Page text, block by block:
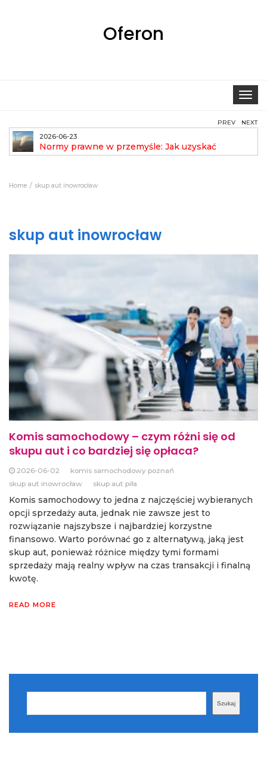
Oferon
Toggle
2026-06-23
Normy prawne w przemyśle: Jak uzyskać
pozwolenie na emisję?
PREV NEXT
Home skup aut inowrocław
skup aut inowrocław
Komis samochodowy – czym różni się od
skupu aut i co bardziej się opłaca?
2026-06-02
komis samochodowy poznań
skup aut inowrocław
skup aut piła
Komis samochodowy to jedna z najczęściej wybieranych
opcji sprzedaży auta, jednak nie zawsze jest to
rozwiązanie najszybsze i najbardziej korzystne
finansowo. Warto porównać go z alternatywą, jaką jest
skup aut, ponieważ różnice między tymi formami
sprzedaży mają realny wpływ na czas transakcji i finalną
kwotę.
READ MORE
Szukaj